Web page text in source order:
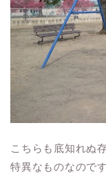
こちらも底知れぬ
特異なものなので